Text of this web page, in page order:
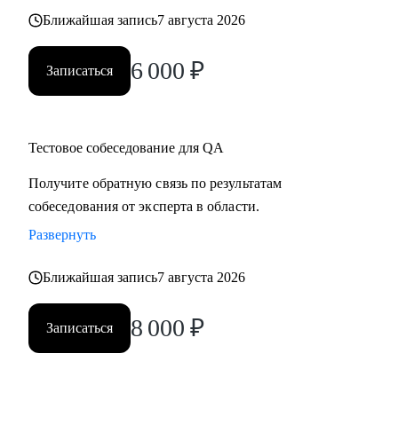
Ближайшая запись7 августа 2026
Записаться 6 000 ₽
Тестовое собеседование для QA
Получите обратную связь по результатам
собеседования от эксперта в области.
Развернуть
Ближайшая запись7 августа 2026
Записаться 8 000 ₽